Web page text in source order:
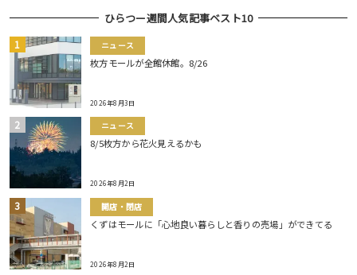
ひらつー週間人気記事ベスト10
ニュース
枚方モールが全館休館。8/26
2026年8月3日
ニュース
8/5枚方から花火見えるかも
2026年8月2日
開店・閉店
くずはモールに「心地良い暮らしと香りの売場」ができてる
2026年8月2日